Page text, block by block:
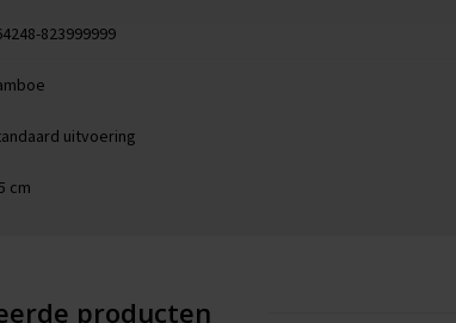
823999999
uitvoering
cm
producten